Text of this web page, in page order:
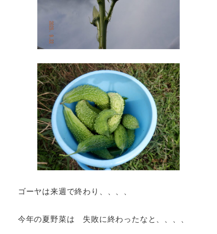
ゴーヤは来週で終わり、、、、
今年の夏野菜は 失敗に終わったなと、、、、